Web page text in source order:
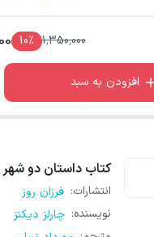
1,350,000
10٪
افزودن به سبد
کتاب داستان دو شهر
انتشارات: فرزان روز
نویسنده: چارلز دیکنز